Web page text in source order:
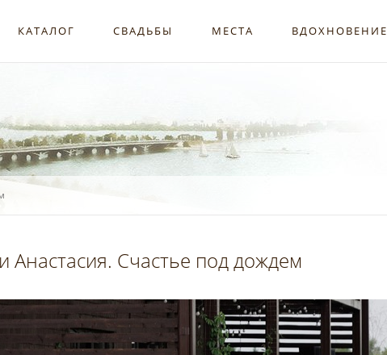
КАТАЛОГ СВАДЬБЫ МЕСТА ВДОХНОВЕНИЕ
Анастасия. Счастье под дождем